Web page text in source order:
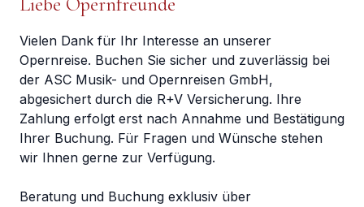
Vielen Dank für Ihr Interesse an unserer
Opernreise. Buchen Sie sicher und zuverlässig bei
der ASC Musik- und Opernreisen GmbH,
abgesichert durch die R+V Versicherung. Ihre
Zahlung erfolgt erst nach Annahme und Bestätigung
Ihrer Buchung. Für Fragen und Wünsche stehen
wir Ihnen gerne zur Verfügung.
Beratung und Buchung exklusiv über